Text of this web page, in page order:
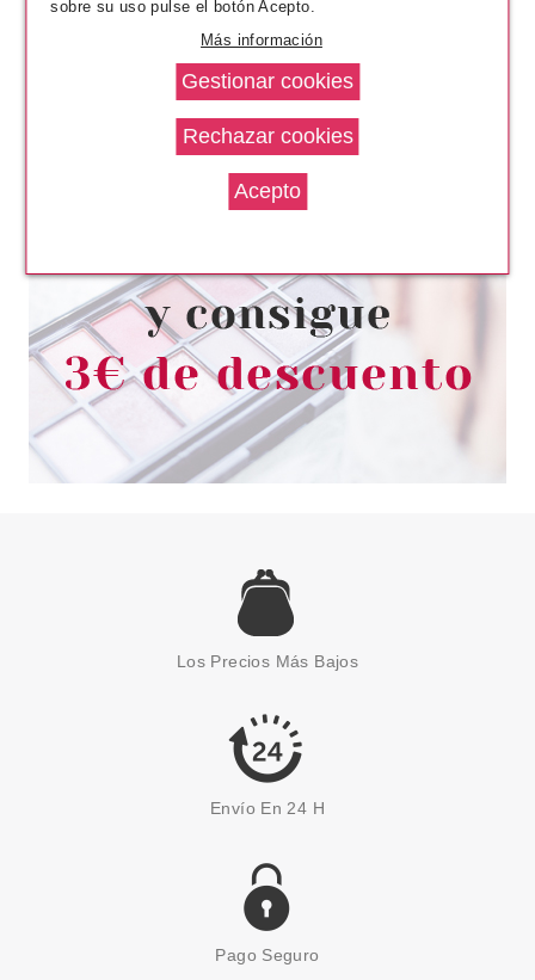
DEDOS ALOHA, BABES!
ESSENCE
ESSENCE GET YOUR GLITTER
ON! LOOSE GLITTER 09
COOPER QUEEN
2.25€
Los Precios Más Bajos
Envío En 24 H
Pago Seguro
sobre su uso pulse el botón Acepto.
Más información